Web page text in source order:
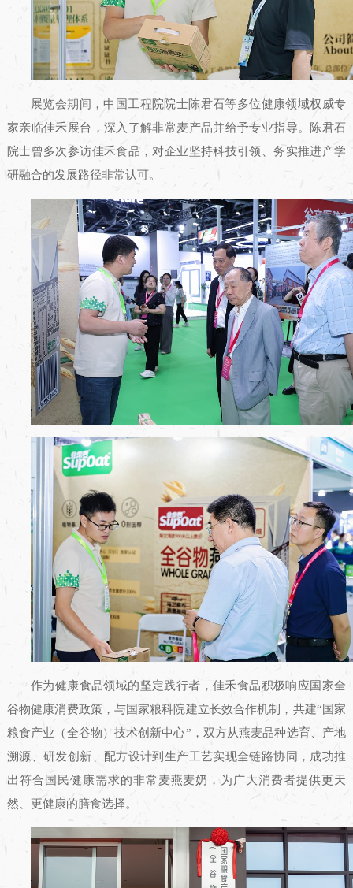
展览会期间，中国工程院院士陈君石等多位健康领域权威专
家亲临佳禾展台，深入了解非常麦产品并给予专业指导。陈君石
院士曾多次参访佳禾食品，对企业坚持科技引领、务实推进产学
研融合的发展路径非常认可。
作为健康食品领域的坚定践行者，佳禾食品积极响应国家全
谷物健康消费政策，与国家粮科院建立长效合作机制，共建“国家
粮食产业（全谷物）技术创新中心”，双方从燕麦品种选育、产地
溯源、研发创新、配方设计到生产工艺实现全链路协同，成功推
出符合国民健康需求的非常麦燕麦奶，为广大消费者提供更天
然、更健康的膳食选择。